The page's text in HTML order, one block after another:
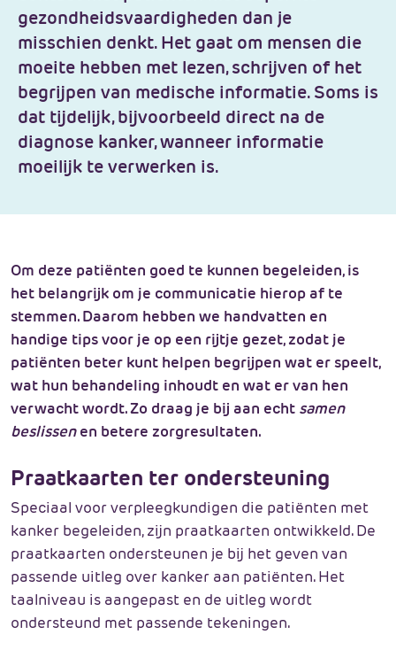
gezondheidsvaardigheden dan je
misschien denkt. Het gaat om mensen die
moeite hebben met lezen, schrijven of het
begrijpen van medische informatie. Soms is
dat tijdelijk, bijvoorbeeld direct na de
diagnose kanker, wanneer informatie
moeilijk te verwerken is.
Om deze patiënten goed te kunnen begeleiden, is
het belangrijk om je communicatie hierop af te
stemmen. Daarom hebben we handvatten en
handige tips voor je op een rijtje gezet, zodat je
patiënten beter kunt helpen begrijpen wat er speelt,
wat hun behandeling inhoudt en wat er van hen
verwacht wordt. Zo draag je bij aan echt samen
beslissenen betere zorgresultaten.
Praatkaarten ter ondersteuning
Speciaal voor verpleegkundigen die patiënten met
kanker begeleiden, zijn praatkaarten ontwikkeld. De
praatkaarten ondersteunen je bij het geven van
passende uitleg over kanker aan patiënten. Het
taalniveau is aangepast en de uitleg wordt
ondersteund met passende tekeningen.